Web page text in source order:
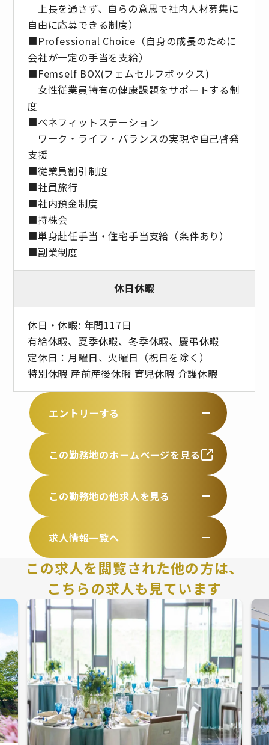
上長を通さず、自らの意思で社内人材募集に
自由に応募できる制度）
■Professional Choice（自身の成長のために
会社が⼀定の手当を支給）
■Femself BOX(フェムセルフボックス)
女性従業員特有の健康課題をサポートする制
度
■ベネフィットステーション
ワーク・ライフ・バランスの実現や自己啓発
支援
■従業員割引制度
■社員旅⾏
■社内預⾦制度
■持株会
■単身赴任手当・住宅手当支給（条件あり）
■副業制度
休日休暇
休日・休暇: 年間117日
有給休暇、夏季休暇、冬季休暇、慶弔休暇
定休日：月曜日、火曜日（祝日を除く）
特別休暇 産前産後休暇 育児休暇 介護休暇
エントリーする
この勤務地のホームページを見る
この勤務地の他求人を見る
求人情報一覧へ
この求人を閲覧された他の方は、
こちらの求人も見ています